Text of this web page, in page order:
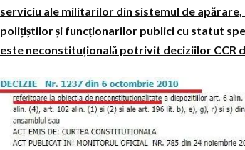
serviciu ale militarilor din sistemul de
polițiștilor și funcționarilor publici cu statut
este neconstituțională potrivit deciziilor CCR